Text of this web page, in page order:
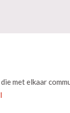
met elkaar